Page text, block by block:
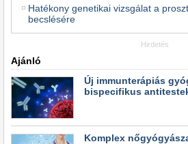
Hatékony genetikai vizsgálat a
becslésére
Hirdetés
Ajánló
Új immunterápiás
bispecifikus
Komplex